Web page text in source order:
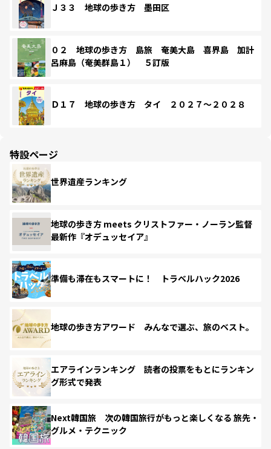
Ｊ３３ 地球の歩き方 墨田区
０２ 地球の歩き方 島旅 奄美大島 喜界島 加計
呂麻島（奄美群島１） ５訂版
Ｄ１７ 地球の歩き方 タイ ２０２７～２０２８
特設ページ
世界遺産ランキング
地球の歩き方 meets クリストファー・ノーラン監督
最新作『オデュッセイア』
準備も滞在もスマートに！ トラベルハック2026
地球の歩き方アワード みんなで選ぶ、旅のベスト。
エアラインランキング 読者の投票をもとにランキン
グ形式で発表
Next韓国旅 次の韓国旅行がもっと楽しくなる 旅先・
グルメ・テクニック